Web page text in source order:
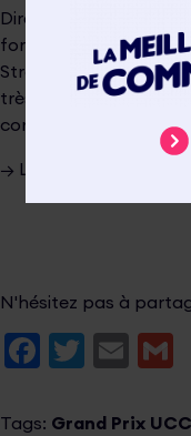
Directrice de la
formation dans la
Strasbourg). Artiste
très certainement son
compétition.
→ La suivre sur Twitter :
N'hésitez pas à
Facebook
Twitter
Tags: Grand Prix